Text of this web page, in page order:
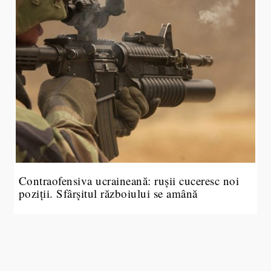
Contraofensiva ucraineană: rușii cuceresc noi
poziții. Sfârșitul războiului se amână